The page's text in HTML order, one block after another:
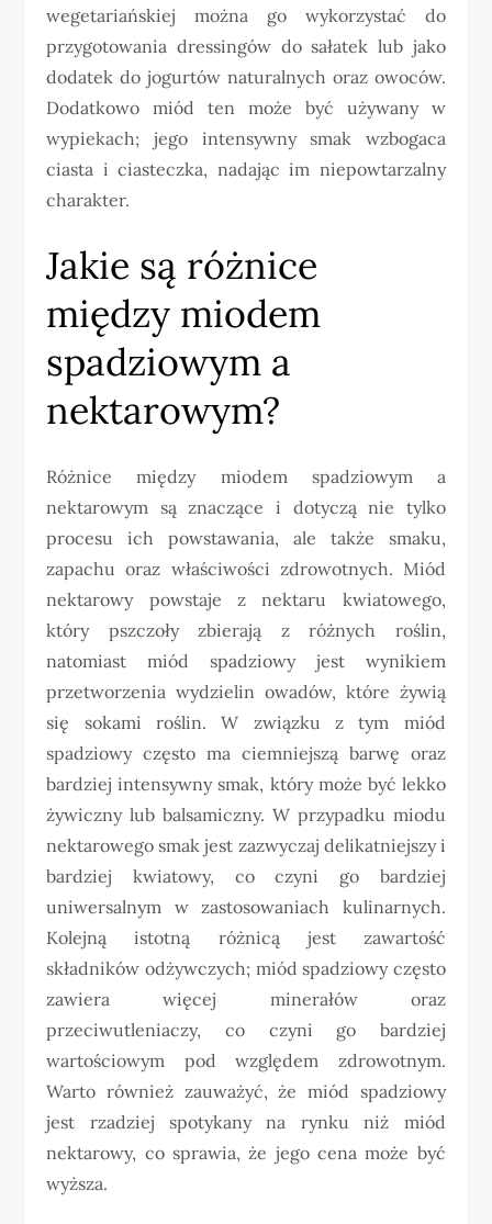
wegetariańskiej można go wykorzystać do
przygotowania dressingów do sałatek lub jako
dodatek do jogurtów naturalnych oraz owoców.
Dodatkowo miód ten może być używany w
wypiekach; jego intensywny smak wzbogaca
ciasta i ciasteczka, nadając im niepowtarzalny
charakter.
Jakie są różnice
między miodem
spadziowym a
nektarowym?
Różnice między miodem spadziowym a
nektarowym są znaczące i dotyczą nie tylko
procesu ich powstawania, ale także smaku,
zapachu oraz właściwości zdrowotnych. Miód
nektarowy powstaje z nektaru kwiatowego,
który pszczoły zbierają z różnych roślin,
natomiast miód spadziowy jest wynikiem
przetworzenia wydzielin owadów, które żywią
się sokami roślin. W związku z tym miód
spadziowy często ma ciemniejszą barwę oraz
bardziej intensywny smak, który może być lekko
żywiczny lub balsamiczny. W przypadku miodu
nektarowego smak jest zazwyczaj delikatniejszy i
bardziej kwiatowy, co czyni go bardziej
uniwersalnym w zastosowaniach kulinarnych.
Kolejną istotną różnicą jest zawartość
składników odżywczych; miód spadziowy często
zawiera więcej minerałów oraz
przeciwutleniaczy, co czyni go bardziej
wartościowym pod względem zdrowotnym.
Warto również zauważyć, że miód spadziowy
jest rzadziej spotykany na rynku niż miód
nektarowy, co sprawia, że jego cena może być
wyższa.